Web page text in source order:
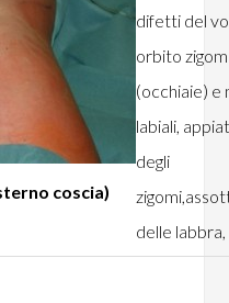
coscia)
difetti del
orbito
(occhiaie) e
labiali,
degli
delle